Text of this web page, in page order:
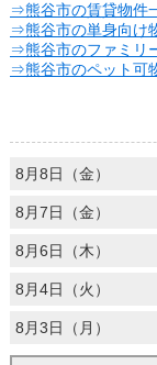
⇒熊谷市の賃貸物件
⇒熊谷市の単身向け
⇒熊谷市のファミリ
⇒熊谷市のペット可
8月8日（金）
8月7日（金）
8月6日（木）
8月4日（火）
8月3日（月）